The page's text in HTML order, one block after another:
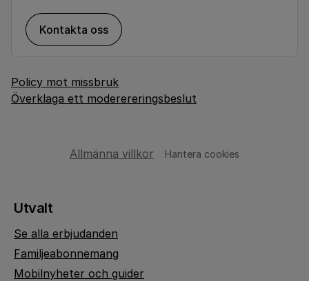
Kontakta oss
Policy mot missbruk
Överklaga ett moderereringsbeslut
Allmänna villkor Hantera cookies
Utvalt
Se alla erbjudanden
Familjeabonnemang
Mobilnyheter och guider